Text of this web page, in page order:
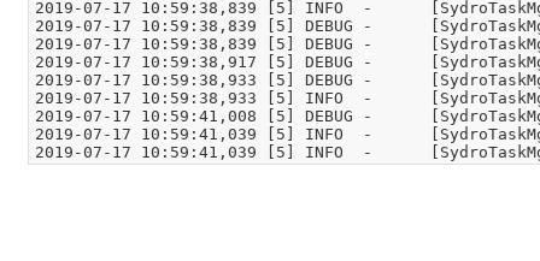
2019-07-17 10:59:38,839 [5] INFO  -
2019-07-17 10:59:38,839 [5] DEBUG -
2019-07-17 10:59:38,839 [5] DEBUG -
2019-07-17 10:59:38,917 [5] DEBUG -
2019-07-17 10:59:38,933 [5] DEBUG -
2019-07-17 10:59:38,933 [5] INFO  -
2019-07-17 10:59:41,008 [5] DEBUG -
2019-07-17 10:59:41,039 [5] INFO  -